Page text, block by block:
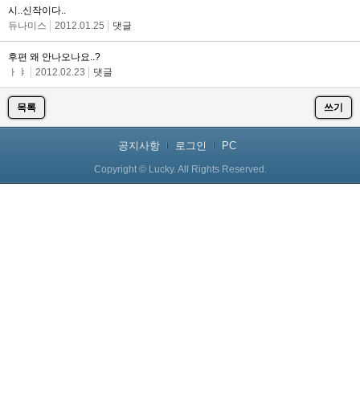
시..신작이다..
듀나미스
2012.01.25 댓글
후편 왜 안나오나요..?
ㅏㅑ
2012.02.23 댓글
목록 쓰기
공지사항 로그인 PC
Copyright © Lucky. All Rights Reserved.